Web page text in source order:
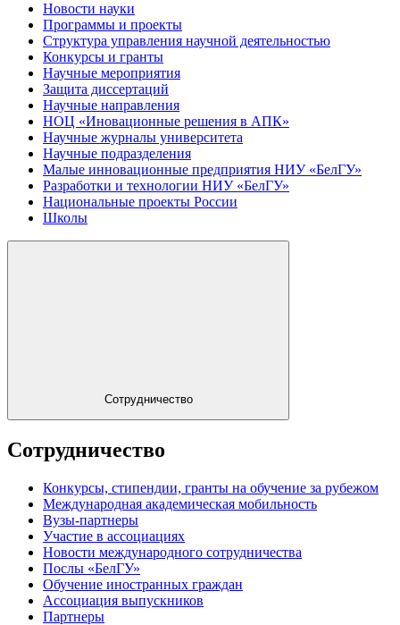
Новости науки
Программы и проекты
Структура управления научной деятельностью
Конкурсы и гранты
Научные мероприятия
Защита диссертаций
Научные направления
НОЦ «Иновационные решения в АПК»
Научные журналы университета
Научные подразделения
Малые инновационные предприятия НИУ «БелГУ»
Разработки и технологии НИУ «БелГУ»
Национальные проекты России
Школы
Сотрудничество
Сотрудничество
Конкурсы, стипендии, гранты на обучение за рубежом
Международная академическая мобильность
Вузы-партнеры
Участие в ассоциациях
Новости международного сотрудничества
Послы «БелГУ»
Обучение иностранных граждан
Ассоциация выпускников
Партнеры